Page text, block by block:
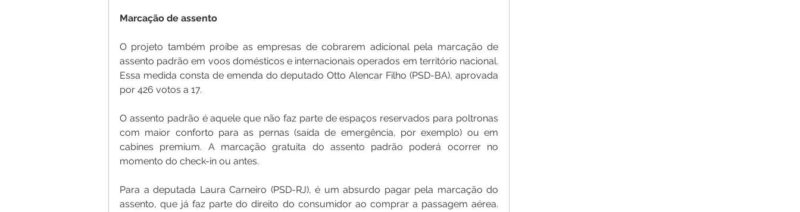
Marcação de assento
O projeto também proíbe as empresas de cobrarem adicional pela marcação de
assento padrão em voos domésticos e internacionais operados em território nacional.
Essa medida consta de emenda do deputado Otto Alencar Filho (PSD-BA), aprovada
por 426 votos a 17.
O assento padrão é aquele que não faz parte de espaços reservados para poltronas
com maior conforto para as pernas (saída de emergência, por exemplo) ou em
cabines premium. A marcação gratuita do assento padrão poderá ocorrer no
momento do check-in ou antes.
Para a deputada Laura Carneiro (PSD-RJ), é um absurdo pagar pela marcação do
assento, que já faz parte do direito do consumidor ao comprar a passagem aérea.